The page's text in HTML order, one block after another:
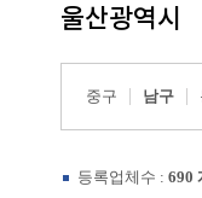
울산광역시
중구 남구
등록업체수 : 690